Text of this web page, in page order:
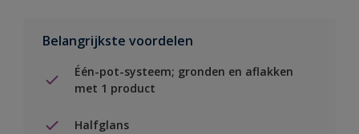
Belangrijkste voordelen
Één-pot-systeem; gronden en aflakken
met 1 product
Halfglans